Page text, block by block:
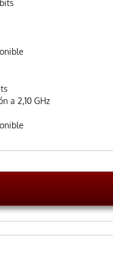
a 2,10 GHz